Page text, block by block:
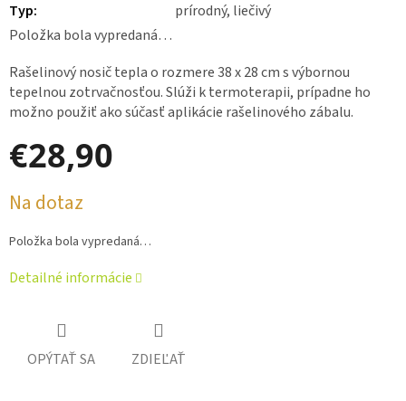
Typ:
prírodný, liečivý
Položka bola vypredaná…
Rašelinový nosič tepla o rozmere 38 x 28 cm s výbornou
tepelnou zotrvačnosťou. Slúži k termoterapii, prípadne ho
možno použiť ako súčasť aplikácie rašelinového zábalu.
€28,90
Jednotková
cena:
Na dotaz
Položka bola vypredaná…
Detailné informácie
OPÝTAŤ SA ZDIEĽAŤ